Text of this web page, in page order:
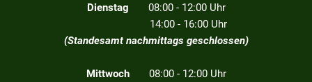
Dienstag 08:00 - 12:00 Uhr
14:00 - 16:00 Uhr
(Standesamt nachmittags geschlossen)
Mittwoch 08:00 - 12:00 Uhr